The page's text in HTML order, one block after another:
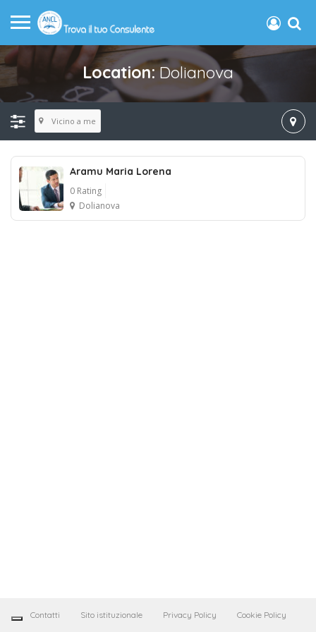
Location:Dolianova
Vicino a me
Aramu Maria Lorena
0 Rating
Dolianova
Contatti Sito istituzionale Privacy Policy Cookie Policy